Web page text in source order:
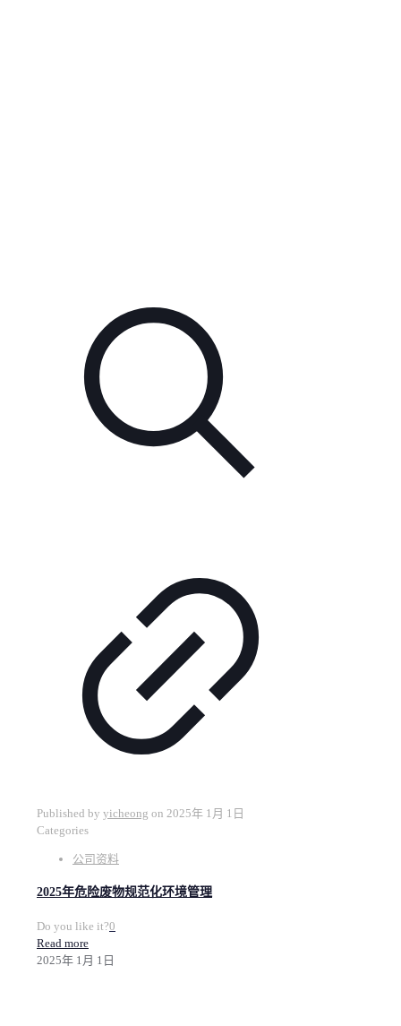
Published by yicheong on 2025年 1月 1日
Categories
公司资料
2025年危险废物规范化环境管理
Do you like it?0
Read more
2025年 1月 1日